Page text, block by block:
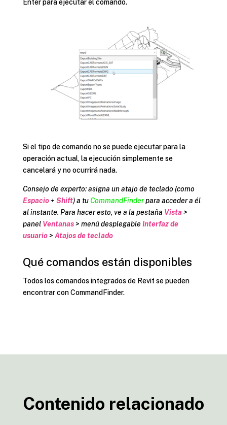
Enter para ejecutar el comando.
Si el tipo de comando no se puede ejecutar para la
operación actual, la ejecución simplemente se
cancelará y no ocurrirá nada.
Consejo de experto: asigna un atajo de teclado (como
Espacio+ Shift) a tu CommandFinderpara acceder a él
al instante. Para hacer esto, ve a la pestaña Vista>
panel Ventanas> menú desplegable Interfaz de
usuario> Atajos de teclado
Qué comandos están disponibles
Todos los comandos integrados de Revit se pueden
encontrar con CommandFinder.
Contenido relacionado